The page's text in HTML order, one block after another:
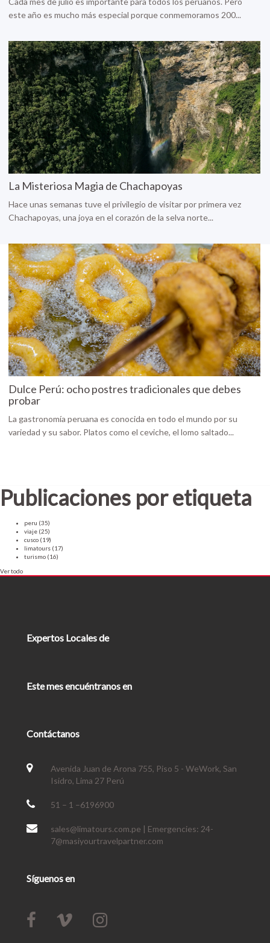
este año es mucho más especial porque conmemoramos 200...
La Misteriosa Magia de Chachapoyas
Hace unas semanas tuve el privilegio de visitar por primera vez
Chachapoyas, una joya en el corazón de la selva norte...
Dulce Perú: ocho postres tradicionales que debes
probar
La gastronomía peruana es conocida en todo el mundo por su
variedad y su sabor. Platos como el ceviche, el lomo saltado...
Publicaciones por etiqueta
peru (35)
viaje (25)
cusco (19)
limatours (17)
turismo (16)
Ver todo
Expertos Locales de
Este mes encuéntranos en
Contáctanos
Avenida Juan de Arona 755, Piso 5 - WeWork, San
Isidro, Lima 27 Perú
51 – 1 –6196900
sales@limatours.com.pe | Emergencies: 24-
7@masiyourtravelpartner.com
Síguenos en